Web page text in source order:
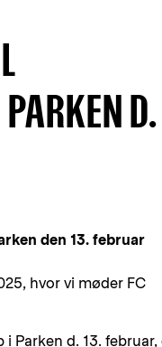
D.
den 13. februar
hvor vi møder FC
Parken d. 13. februar,